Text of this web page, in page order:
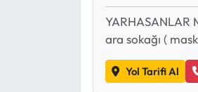
YARHASANLAR
ara sokağı (
Yol Tarifi Al